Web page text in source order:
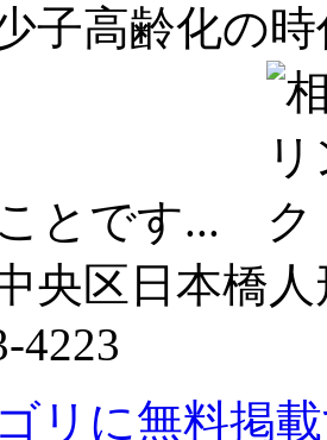
子高齢化の
とです...
央区日本橋
4223
リに無料掲